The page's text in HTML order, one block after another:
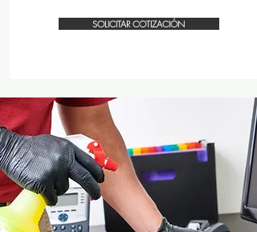
SOLICITAR COTIZACIÓN